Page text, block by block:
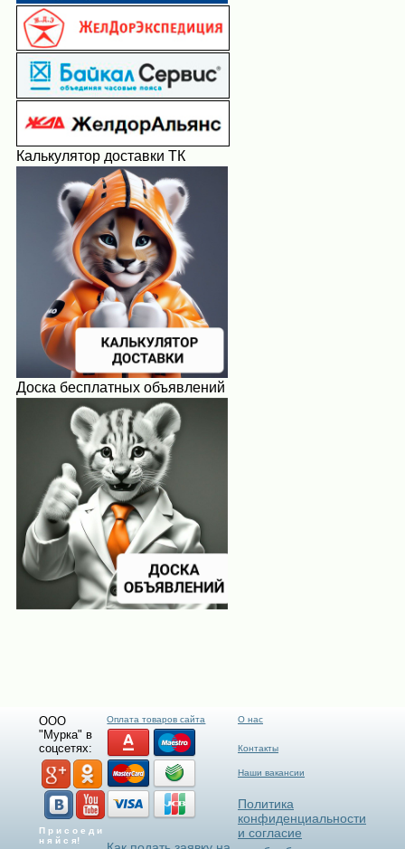
Калькулятор доставки ТК
Доска бесплатных объявлений
ООО
"Мурка" в
соцсетях:
П р и с о е д и
н я й с я!
Оплата товаров сайта О нас
Контакты
Наши вакансии
Политика
конфиденциальности
и согласие